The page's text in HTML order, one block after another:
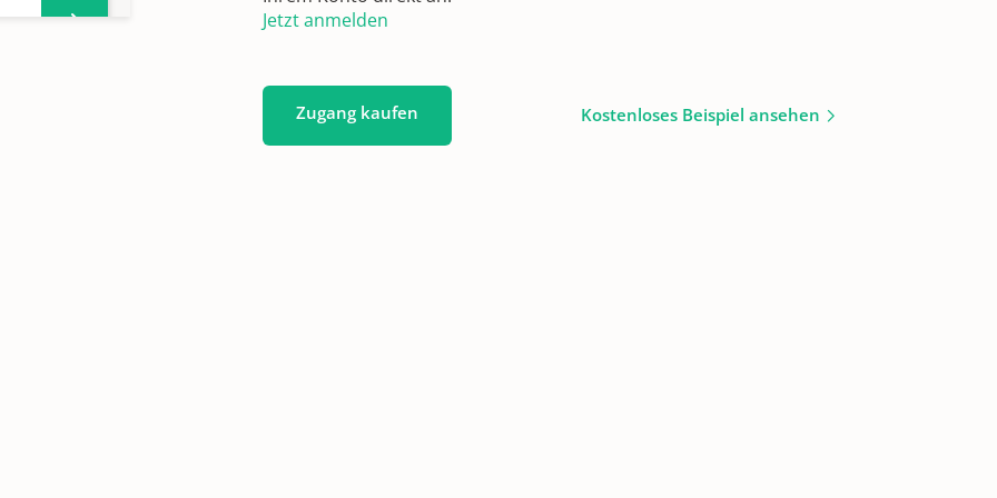
Jetzt anmelden
Zugang kaufen Kostenloses Beispiel ansehen